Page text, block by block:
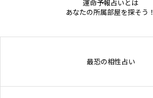
運命予報占いとは
あなたの所属部屋を探そう！
最恐の相性占い